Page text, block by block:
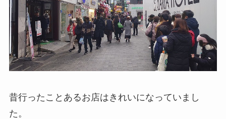
昔行ったことあるお店はきれいになっていまし
た。